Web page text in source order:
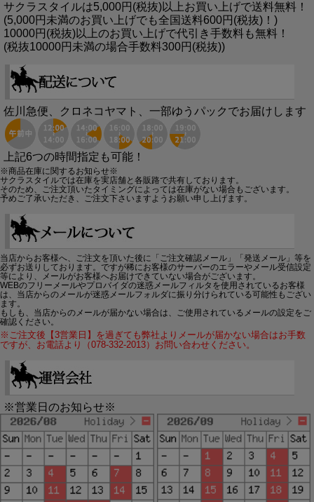
サクラスタイルは5,000円(税抜)以上お買い上げで送料無料！
(5,000円未満のお買い上げでも全国送料600円(税抜)！)
10000円(税抜)以上のお買い上げで代引き手数料も無料！
(税抜10000円未満の場合手数料300円(税抜))
佐川急便、クロネコヤマト、一部ゆうパックでお届けします
上記6つの時間指定も可能！
※商品在庫に関するお知らせ※
サクラスタイルでは在庫を実店舗と各販路で共有しております。
そのため、ご注文頂いたタイミングによっては在庫がない場合もございます。
予めご了承いただき、ご注文下さいますようお願い申し上げます。
当店からお客様へ、ご注文を頂いた後に「ご注文確認メール」「発送メール」等を
必ずお送りしております。ですが稀にお客様のサーバーのエラーやメール受信設定
等により、メールがお客様へお届けできていない場合がございます。
WEBのフリーメールやプロバイダの迷惑メールフィルタを使用されているお客様
は、当店からのメールが迷惑メールフォルダに振り分けられている可能性もござい
ます。
もしも、当店からのメールが届かない場合は、ご使用されているメールの設定をご
確認ください。
※ご注文後【3営業日】を過ぎても弊社よりメールが届かない場合はお手数
ですが、お電話より（078-332-2013）お問い合わせください。
※営業日のお知らせ※